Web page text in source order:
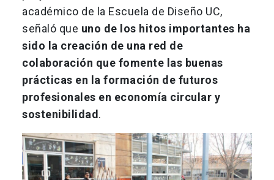
académico de la Escuela de Diseño UC,
señaló que uno de los hitos importantes ha
sido la creación de una red de
colaboración que fomente las buenas
prácticas en la formación de futuros
profesionales en economía circular y
sostenibilidad .